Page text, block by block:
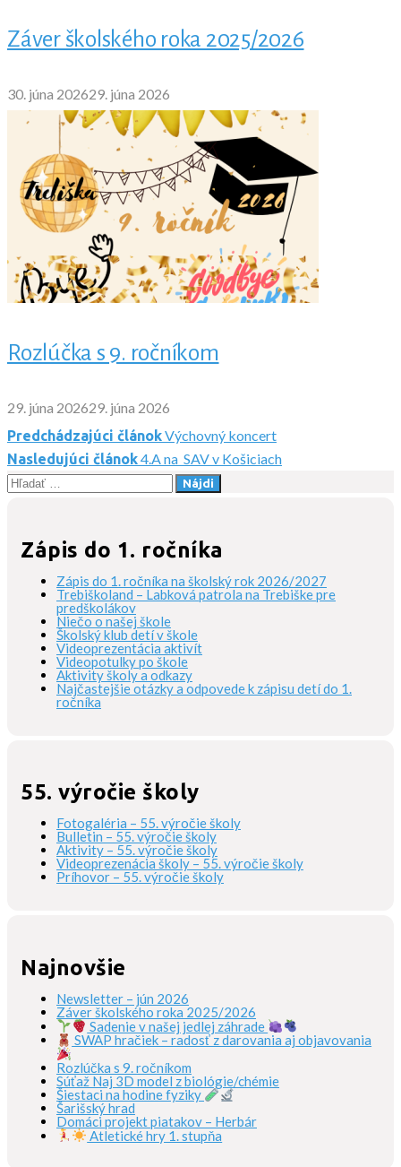
Záver školského roka 2025/2026
30. júna 202629. júna 2026
Rozlúčka s 9. ročníkom
29. júna 202629. júna 2026
Navigácia
v
článku
Predchádzajúci článokVýchovný koncert
Nasledujúci článok4.A na SAV v Košiciach
Hľadať:
Zápis do 1. ročníka
Zápis do 1. ročníka na školský rok 2026/2027
Trebiškoland – Labková patrola na Trebiške pre
predškolákov
Niečo o našej škole
Školský klub detí v škole
Videoprezentácia aktivít
Videopotulky po škole
Aktivity školy a odkazy
Najčastejšie otázky a odpovede k zápisu detí do 1.
ročníka
55. výročie školy
Fotogaléria – 55. výročie školy
Bulletin – 55. výročie školy
Aktivity – 55. výročie školy
Videoprezenácia školy – 55. výročie školy
Príhovor – 55. výročie školy
Najnovšie
Newsletter – jún 2026
Záver školského roka 2025/2026
Sadenie v našej jedlej záhrade
SWAP hračiek – radosť z darovania aj objavovania
Rozlúčka s 9. ročníkom
Súťaž Naj 3D model z biológie/chémie
Šiestaci na hodine fyziky
Šarišský hrad
Domáci projekt piatakov – Herbár
Atletické hry 1. stupňa